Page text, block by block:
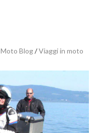
Moto Blog/Viaggi in moto